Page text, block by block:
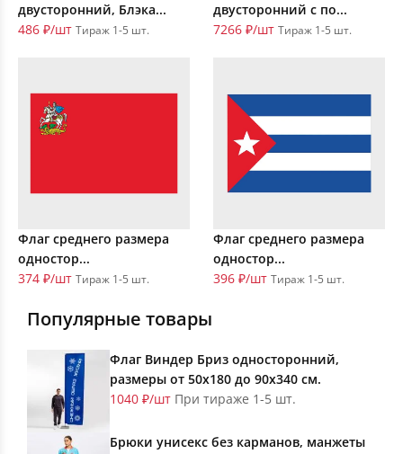
двусторонний, Блэка...
486 ₽/шт Тираж 1-5 шт.
двусторонний с по...
7266 ₽/шт Тираж 1-5 шт.
Флаг среднего размера
одностор...
374 ₽/шт Тираж 1-5 шт.
Флаг среднего размера
одностор...
396 ₽/шт Тираж 1-5 шт.
Популярные товары
Флаг Виндер Бриз односторонний,
размеры от 50х180 до 90х340 см.
1040 ₽/шт При тираже 1-5 шт.
Брюки унисекс без карманов, манжеты